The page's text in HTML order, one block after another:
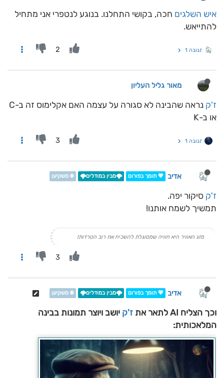
איש השלגים חכה, בקושי התחלנו. בנוגע לנטפרי אני מתחיל
להתייאש.
תגובה 1 2
מאור גליל העליון
ז'ק
נראה שהבינה לא סגורה על עצמה האם אקלימוס זה ב-C
או ב-K
תגובה 1 3
אדיב 💖 תומך בפורום 🌩️מבין במודלים🌩️ ❄️ משקיען
ז'ק סיקור יפה.
תמשיך לשמח אותנו!
מזג האוויר היא חוויה שמסוגלת להשכיח את רוב הטרדות!
3
אדיב 💖 תומך בפורום 🌩️מבין במודלים🌩️ ❄️ משקיען
וכך הצליח AI לתאר את ז'ק יושב ויוצר תמונות בבינה
המלאכותית: